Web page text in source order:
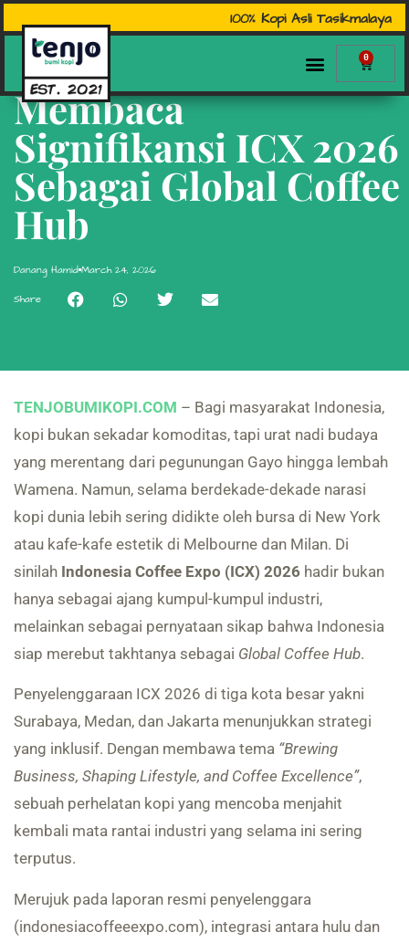
100% Kopi Asli Tasikmalaya
0
Membaca
Signifikansi ICX 2026
Sebagai Global Coffee
Hub
Danang Hamid March 24, 2026
Share
TENJOBUMIKOPI.COM – Bagi masyarakat Indonesia,
kopi bukan sekadar komoditas, tapi urat nadi budaya
yang merentang dari pegunungan Gayo hingga lembah
Wamena. Namun, selama berdekade-dekade narasi
kopi dunia lebih sering didikte oleh bursa di New York
atau kafe-kafe estetik di Melbourne dan Milan. Di
sinilah Indonesia Coffee Expo (ICX) 2026 hadir bukan
hanya sebagai ajang kumpul-kumpul industri,
melainkan sebagai pernyataan sikap bahwa Indonesia
siap merebut takhtanya sebagai Global Coffee Hub.
Penyelenggaraan ICX 2026 di tiga kota besar yakni
Surabaya, Medan, dan Jakarta menunjukkan strategi
yang inklusif. Dengan membawa tema “Brewing
Business, Shaping Lifestyle, and Coffee Excellence”,
sebuah perhelatan kopi yang mencoba menjahit
kembali mata rantai industri yang selama ini sering
terputus.
Merujuk pada laporan resmi penyelenggara
(indonesiacoffeeexpo.com), integrasi antara hulu dan